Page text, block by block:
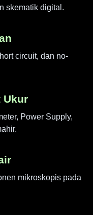
skematik digital.
circuit, dan no-
Ukur
Power Supply,
mikroskopis pada